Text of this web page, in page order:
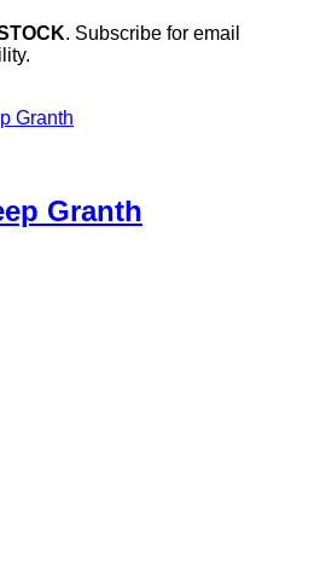
. Subscribe for email
Granth